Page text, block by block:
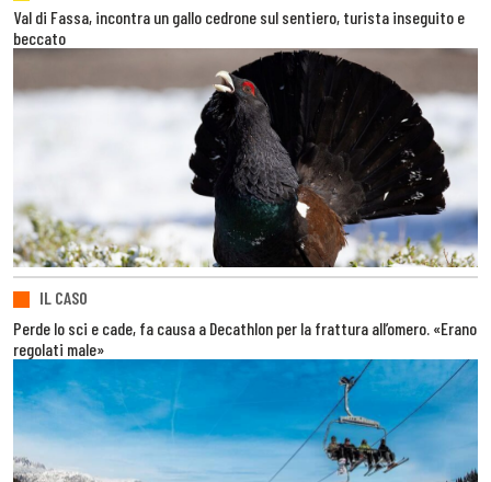
Val di Fassa, incontra un gallo cedrone sul sentiero, turista inseguito e
beccato
IL CASO
Perde lo sci e cade, fa causa a Decathlon per la frattura all’omero. «Erano
regolati male»